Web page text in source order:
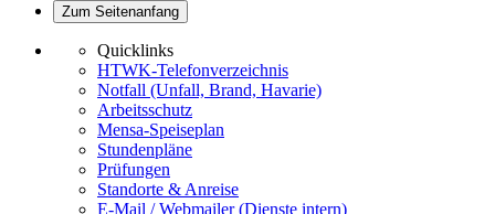
Zum Seitenanfang
Quicklinks
HTWK-Telefonverzeichnis
Notfall (Unfall, Brand, Havarie)
Arbeitsschutz
Mensa-Speiseplan
Stundenpläne
Prüfungen
Standorte & Anreise
E-Mail / Webmailer (Dienste intern)